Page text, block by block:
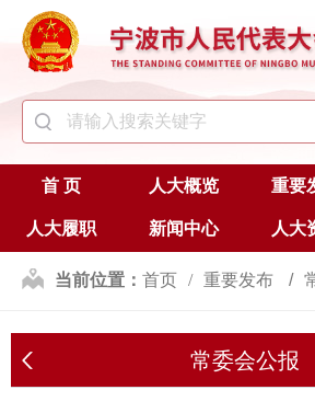
首 页 人大概览 重要
人大履职 新闻中心 人大
当前位置： 首页 重要发布
常委会公报